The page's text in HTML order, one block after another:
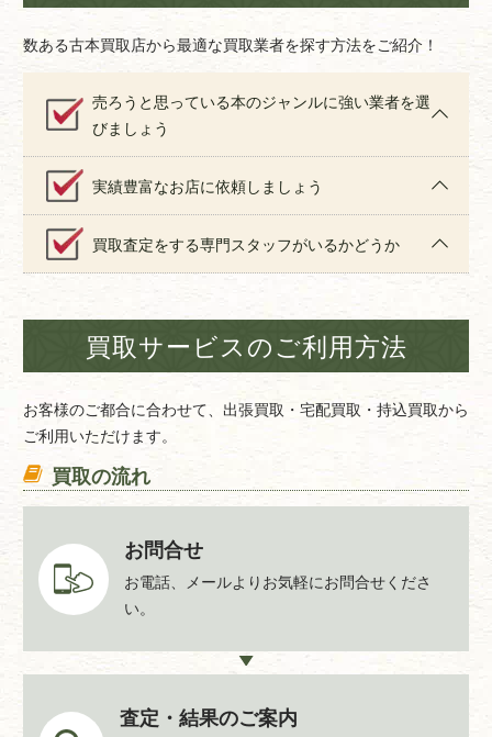
数ある古本買取店から最適な買取業者を探す方法をご紹介！
売ろうと思っている本のジャンルに強い業者を選
びましょう
実績豊富なお店に依頼しましょう
買取査定をする専門スタッフがいるかどうか
買取サービスのご利用方法
お客様のご都合に合わせて、出張買取・宅配買取・持込買取から
ご利用いただけます。
買取の流れ
お問合せ
お電話、メールよりお気軽にお問合せくださ
い。
査定・結果のご案内